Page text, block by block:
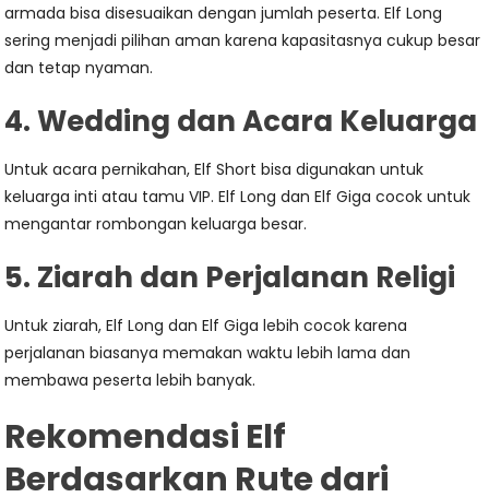
armada bisa disesuaikan dengan jumlah peserta. Elf Long
sering menjadi pilihan aman karena kapasitasnya cukup besar
dan tetap nyaman.
4. Wedding dan Acara Keluarga
Untuk acara pernikahan, Elf Short bisa digunakan untuk
keluarga inti atau tamu VIP. Elf Long dan Elf Giga cocok untuk
mengantar rombongan keluarga besar.
5. Ziarah dan Perjalanan Religi
Untuk ziarah, Elf Long dan Elf Giga lebih cocok karena
perjalanan biasanya memakan waktu lebih lama dan
membawa peserta lebih banyak.
Rekomendasi Elf
Berdasarkan Rute dari